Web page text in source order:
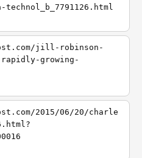
jill-robinson-
rapidly-growing-
2015/06/20/charle